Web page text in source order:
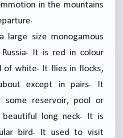
in the mountains
large size monogamous
It is red in colour
of white. It flies in flocks,
except in pairs. It
some reservoir, pool or
long neck. It is
bird. It used to visit